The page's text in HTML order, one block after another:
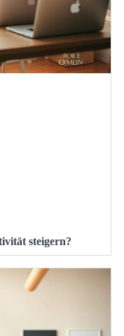
steigern?